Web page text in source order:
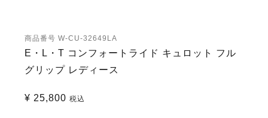
商品番号 W-CU-32649LA
E・L・T コンフォートライド キュロット フル
グリップ レディース
¥ 25,800 税込